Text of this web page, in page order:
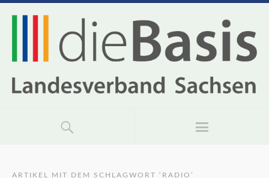
ARTIKEL MIT DEM SCHLAGWORT ‘ RADIO ’